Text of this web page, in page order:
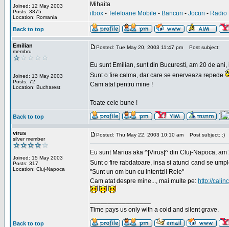
Joined: 12 May 2003
Posts: 3875
Location: Romania
Mihaita
itbox - Telefoane Mobile - Bancuri - Jocuri - Radio
Back to top
Emilian
membru
Joined: 13 May 2003
Posts: 72
Location: Bucharest
Posted: Tue May 20, 2003 11:47 pm Post subject:
Eu sunt Emilian, sunt din Bucuresti, am 20 de
Sunt o fire calma, dar care se enerveaza repede
Cam atat pentru mine !
Toate cele bune !
Back to top
virus
silver member
Joined: 15 May 2003
Posts: 317
Location: Cluj-Napoca
Posted: Thu May 22, 2003 10:10 am Post subject: :)
Eu sunt Marius aka ^|Virus|^ din Cluj-Napoca,
Sunt o fire rabdatoare, insa si atunci cand se
"Sunt un om bun cu intentzii Rele"
Cam atat despre mine..., mai multe pe: http://
Time pays us only with a cold and silent grave.
Back to top